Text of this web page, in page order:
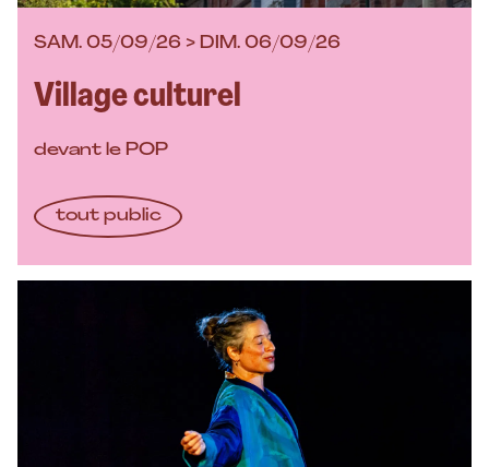
SAM. 05/09/26 > DIM. 06/09/26
Village culturel
devant le POP
tout public